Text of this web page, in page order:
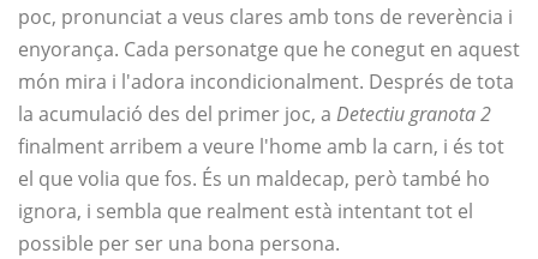
poc, pronunciat a veus clares amb tons de reverència i
enyorança. Cada personatge que he conegut en aquest
món mira i l'adora incondicionalment. Després de tota
la acumulació des del primer joc, a Detectiu granota 2
finalment arribem a veure l'home amb la carn, i és tot
el que volia que fos. És un maldecap, però també ho
ignora, i sembla que realment està intentant tot el
possible per ser una bona persona.